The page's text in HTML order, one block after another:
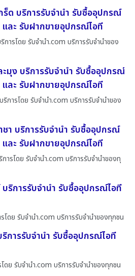
ร็ด บริการรับจำนำ รับซื้ออุปกรณ์
ละ รับฝากขายอุปกรณ์ไอที
การโดย รับจํานํา.com บริการรับจำนำของ
มุง บริการรับจำนำ รับซื้ออุปกรณ์
ละ รับฝากขายอุปกรณ์ไอที
ริการโดย รับจํานํา.com บริการรับจำนำของ
า บริการรับจำนำ รับซื้ออุปกรณ์
ละ รับฝากขายอุปกรณ์ไอที
ารโดย รับจํานํา.com บริการรับจำนำของทุ
บริการรับจำนำ รับซื้ออุปกรณ์ไอที
โดย รับจํานํา.com บริการรับจำนำของทุกชน
การรับจำนำ รับซื้ออุปกรณ์ไอที
ดย รับจํานํา.com บริการรับจำนำของทุกชน